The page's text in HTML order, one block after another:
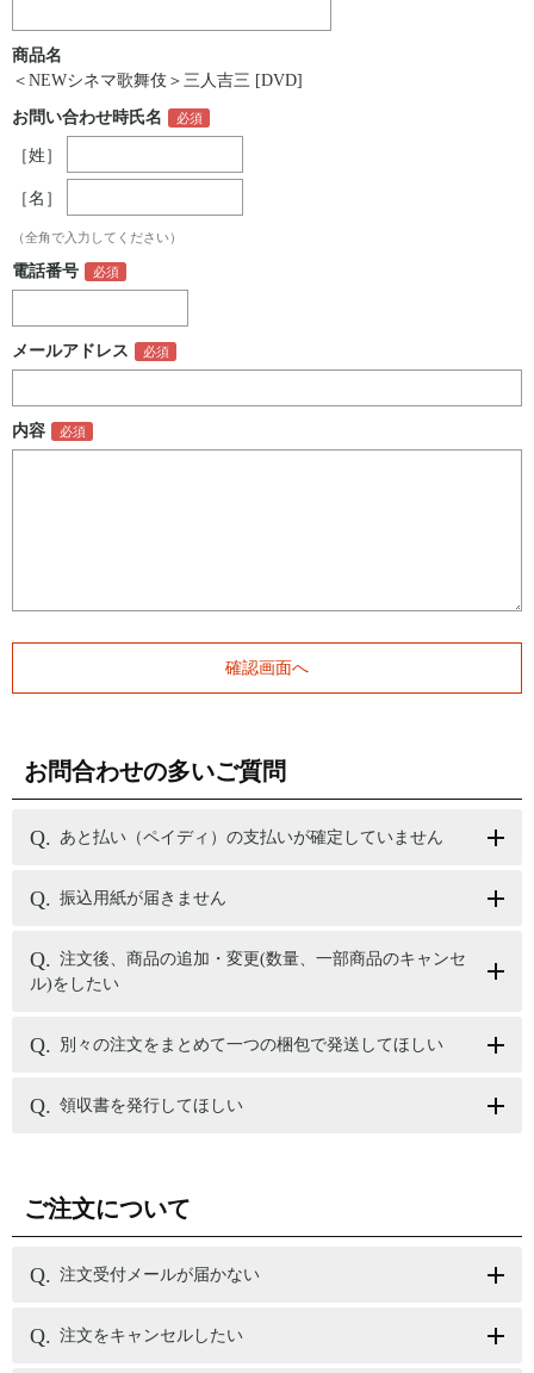
商品名
＜NEWシネマ歌舞伎＞三人吉三 [DVD]
お問い合わせ時氏名
［姓］
［名］
（全角で入力してください）
電話番号
メールアドレス
内容
お問合わせの多いご質問
あと払い（ペイディ）の支払いが確定していません
振込用紙が届きません
注文後、商品の追加・変更(数量、一部商品のキャンセ
ル)をしたい
別々の注文をまとめて一つの梱包で発送してほしい
領収書を発行してほしい
ご注文について
注文受付メールが届かない
注文をキャンセルしたい